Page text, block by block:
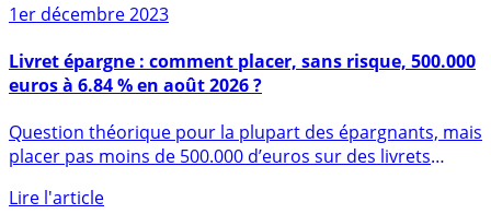
1er décembre 2023
euros à 6.84 % en août 2026 ?
placer pas moins de 500.000 d’euros sur des livrets